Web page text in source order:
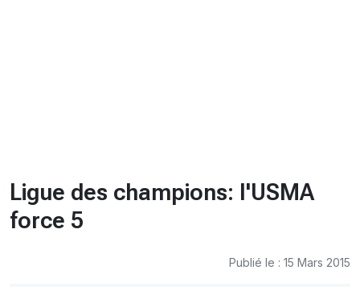
Ligue des champions: l'USMA
force 5
Publié le : 15 Mars 2015